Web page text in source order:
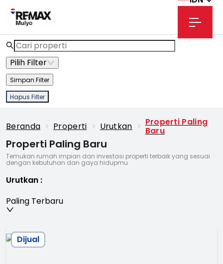
Pilih Filter
Simpan Filter
Hapus Filter
Beranda > Properti > Urutkan > Properti Paling
Baru
Properti Paling Baru
Temukan rumah impian dan investasi properti terbaik yang sesuai
dengan kebutuhan dan gaya hidupmu
Urutkan :
Paling Terbaru
Dijual